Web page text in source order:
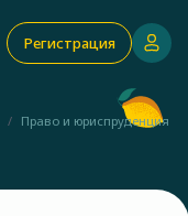
Регистрация
Право и юриспруденция